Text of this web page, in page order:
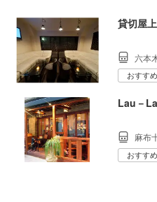
貸切屋
六本
おすすめ
Lau－
麻布
おすすめ